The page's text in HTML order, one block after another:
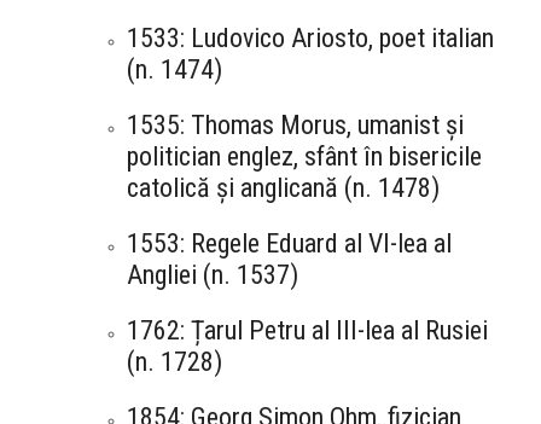
1533: Ludovico Ariosto, poet italian
(n. 1474)
1535: Thomas Morus, umanist și
politician englez, sfânt în bisericile
catolică și anglicană (n. 1478)
1553: Regele Eduard al VI-lea al
Angliei (n. 1537)
1762: Țarul Petru al III-lea al Rusiei
(n. 1728)
1854: Georg Simon Ohm, fizician